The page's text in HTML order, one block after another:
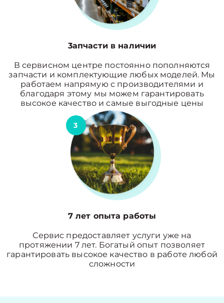
3апчасти в наличии
В сервисном центре постоянно пополняются
запчасти и комплектующие любых моделей. Мы
работаем напрямую с производителями и
благодаря этому мы можем гарантировать
высокое качество и самые выгодные цены
3
7 лет опыта работы
Сервис предоставляет услуги уже на
протяжении 7 лет. Богатый опыт позволяет
гарантировать высокое качество в работе любой
сложности